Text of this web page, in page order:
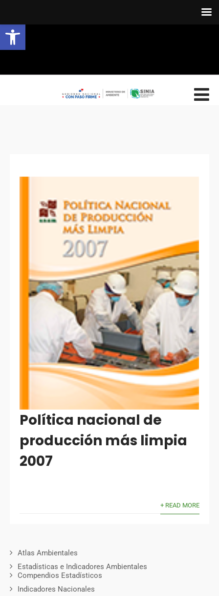
Abrir barra de herramientas
Política nacional de
producción más limpia
2007
+ READ MORE
Atlas Ambientales
Estadísticas e Indicadores Ambientales
Compendios Estadísticos
Indicadores Nacionales